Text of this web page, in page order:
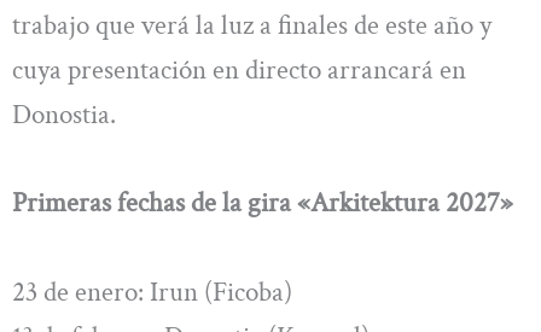
trabajo que verá la luz a finales de este año y
cuya presentación en directo arrancará en
Donostia.
Primeras fechas de la gira «Arkitektura 2027»
23 de enero: Irun (Ficoba)